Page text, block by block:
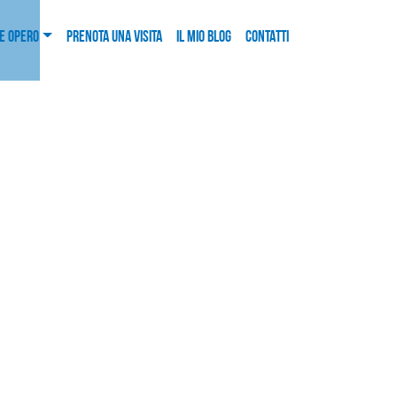
OPERO PRENOTA UNA VISITA IL MIO BLOG CONTATTI